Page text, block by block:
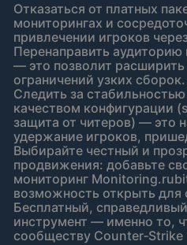
Отказаться от платных
мониторингах и
привлечении игроков
Перенаправить
— это позволит расширить
ограничений узких сборок.
Следить за
качеством конфигурации
защита от читеров) — это
удержание игроков,
Выбирайте честный и
продвижения: добавьте
мониторинг
возможность открыть для
Бесплатный,
инструмент — именно то,
сообществу Counter‑Strike